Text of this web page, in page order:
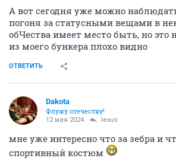
А вот сегодня уже можно
погоня за статусными вещами в
обЧества имеет место быть, но это
из моего бункера плохо видно
ОТВЕТИТЬ
Dаkota
Флужу отечеству!
12 мая 2024 lexus
мне уже интересно что за зебра и
спортивный костюм